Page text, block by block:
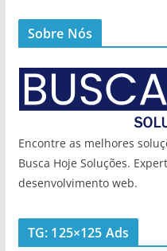
Sobre Nós
Encontre as melhores
Busca Hoje Soluções.
desenvolvimento web.
TG: 125×125 Ads